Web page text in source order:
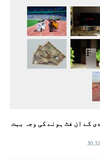
کے ان فٹ ہونے کی وجہ بہت